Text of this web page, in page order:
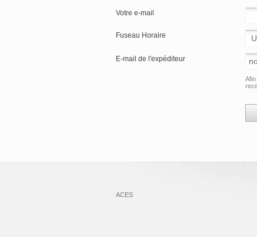
Votre e-mail
Fuseau Horaire
E-mail de l'expéditeur
ACES